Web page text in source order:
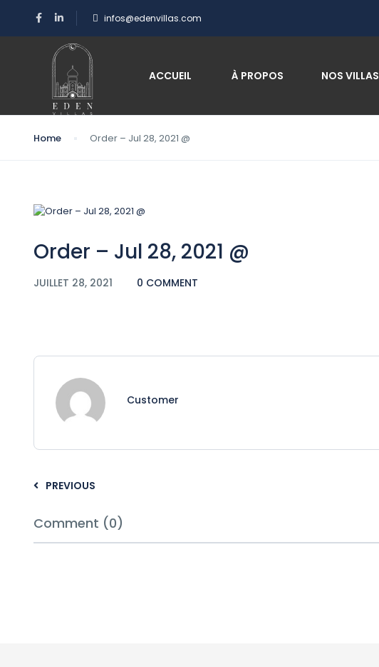
infos@edenvillas.com
ACCUEIL À PROPOS NOS VILLAS
Blog
Home Order – Jul 28, 2021 @
Order – Jul 28, 2021 @
JUILLET 28, 2021 0 COMMENT
Customer
PREVIOUS
Comment (0)